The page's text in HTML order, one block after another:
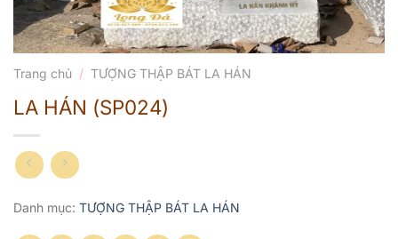
Trang chủ / TƯỢNG THẬP BÁT LA HÁN
LA HÁN (SP024)
Danh mục: TƯỢNG THẬP BÁT LA HÁN